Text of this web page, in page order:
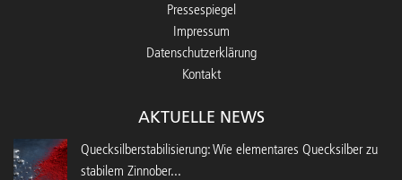
Pressespiegel
Impressum
Datenschutzerklärung
Kontakt
AKTUELLE NEWS
Quecksilberstabilisierung: Wie elementares Quecksilber zu
stabilem Zinnober...